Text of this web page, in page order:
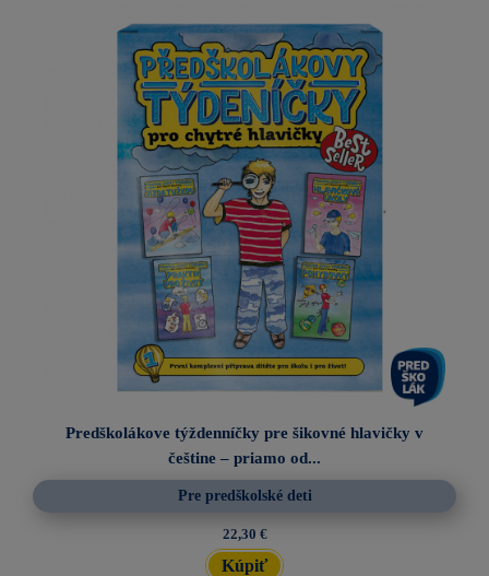
Predškolákove týždenníčky pre šikovné hlavičky v
češtine – priamo od...
Pre predškolské deti
22,30 €
Kúpiť